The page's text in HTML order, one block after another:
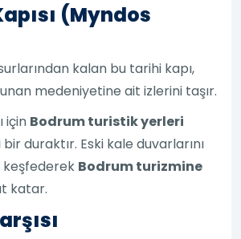
(Myndos
kalan bu tarihi kapı,
medeniyetine ait izlerini taşır.
için Bodrum turistik yerleri
duraktır. Eski kale duvarlarını
Bodrum turizmine
katar.